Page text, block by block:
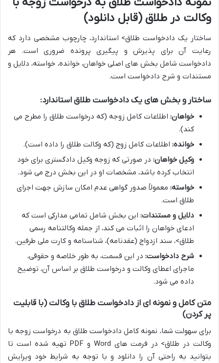
وکالت در طلاق (قابل دانلود)
ساختار یک دادخواست طلاق> استاندارد، چارچوب مشخصی دارد که
رعایت آن برای پذیرش و پیگیری پرونده ضروری است. هر
دادخواست شامل بخش های اصلی خواهان، خوانده، خواسته، دلایل و
مستندات و شرح دادخواست است.
ساختار و بخش های یک دادخواست طلاق استاندارد:
خواهان: اطلاعات کامل زوجه (که درخواست طلاق را مطرح می
کند).
خوانده: اطلاعات کامل زوج (که وکالت طلاق را داده است).
وکیل خواهان: در صورتی که زوجه وکیل دادگستری برای خود
انتخاب کرده باشد، مشخصات او در این بخش درج می شود.
خواسته: معمولاً صدور گواهی عدم امکان سازش جهت اجرای
طلاق است.
دلایل و مستندات: این بخش شامل تمامی مدارکی است که
ادعای خواهان را اثبات می کند، از جمله وکالتنامه رسمی
طلاق>، سند ازدواج (عقدنامه)، شناسنامه و کارت ملی طرفین.
شرح دادخواست: در این قسمت، به طور خلاصه و حقوقی،
ماجرای اعطای وکالت و درخواست طلاق بر اساس آن، توضیح
داده می شود.
متن کامل و نمونه ای از دادخواست طلاق با وکالت (با قابلیت
پر کردن)
برای سهولت شما، نمونه کامل دادخواست طلاق به درخواست زوجه با
وکالت در طلاق> در فرمت های Word و PDF تهیه شده است تا
بتوانید به راحتی آن را دانلود و با توجه به شرایط خود ویرایش